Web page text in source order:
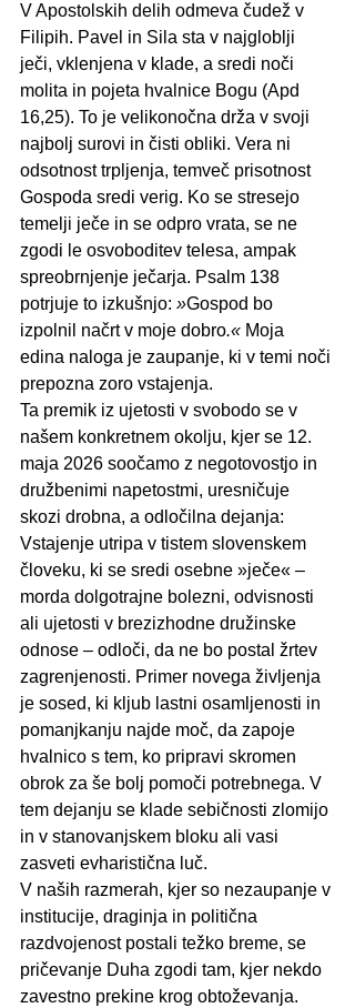
V Apostolskih delih odmeva čudež v
Filipih. Pavel in Sila sta v najgloblji
ječi, vklenjena v klade, a sredi noči
molita in pojeta hvalnice Bogu (Apd
16,25). To je velikonočna drža v svoji
najbolj surovi in čisti obliki. Vera ni
odsotnost trpljenja, temveč prisotnost
Gospoda sredi verig. Ko se stresejo
temelji ječe in se odpro vrata, se ne
zgodi le osvoboditev telesa, ampak
spreobrnjenje ječarja. Psalm 138
potrjuje to izkušnjo: »Gospod bo
izpolnil načrt v moje dobro.« Moja
edina naloga je zaupanje, ki v temi noči
prepozna zoro vstajenja.
Ta premik iz ujetosti v svobodo se v
našem konkretnem okolju, kjer se 12.
maja 2026 soočamo z negotovostjo in
družbenimi napetostmi, uresničuje
skozi drobna, a odločilna dejanja:
Vstajenje utripa v tistem slovenskem
človeku, ki se sredi osebne »ječe« –
morda dolgotrajne bolezni, odvisnosti
ali ujetosti v brezizhodne družinske
odnose – odloči, da ne bo postal žrtev
zagrenjenosti. Primer novega življenja
je sosed, ki kljub lastni osamljenosti in
pomanjkanju najde moč, da zapoje
hvalnico s tem, ko pripravi skromen
obrok za še bolj pomoči potrebnega. V
tem dejanju se klade sebičnosti zlomijo
in v stanovanjskem bloku ali vasi
zasveti evharistična luč.
V naših razmerah, kjer so nezaupanje v
institucije, draginja in politična
razdvojenost postali težko breme, se
pričevanje Duha zgodi tam, kjer nekdo
zavestno prekine krog obtoževanja.